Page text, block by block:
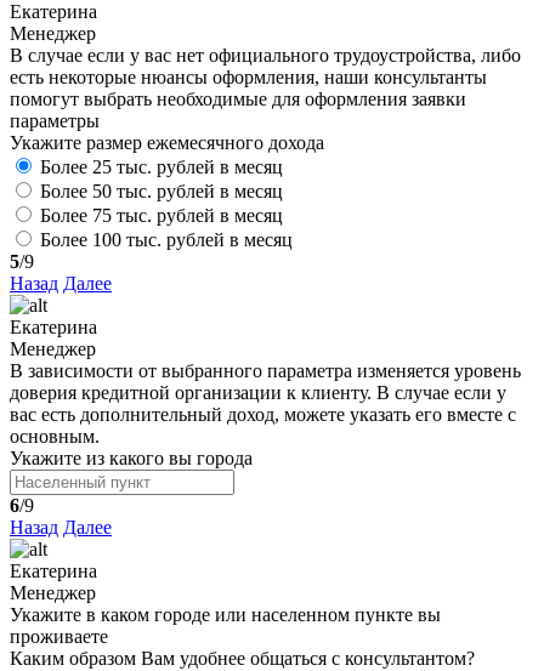
Екатерина
Менеджер
В случае если у вас нет официального трудоустройства, либо
есть некоторые нюансы оформления, наши консультанты
помогут выбрать необходимые для оформления заявки
параметры
Укажите размер ежемесячного дохода
Более 25 тыс. рублей в месяц
Более 50 тыс. рублей в месяц
Более 75 тыс. рублей в месяц
Более 100 тыс. рублей в месяц
5/9
Назад Далее
Екатерина
Менеджер
В зависимости от выбранного параметра изменяется уровень
доверия кредитной организации к клиенту. В случае если у
вас есть дополнительный доход, можете указать его вместе с
основным.
Укажите из какого вы города
6/9
Назад Далее
Екатерина
Менеджер
Укажите в каком городе или населенном пункте вы
проживаете
Каким образом Вам удобнее общаться с консультантом?